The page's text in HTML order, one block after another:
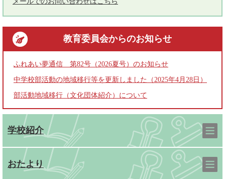
教育委員会からのお知らせ
ふれあい夢通信 第82号（2026夏号）のお知らせ
中学校部活動の地域移行等を更新しました（2025年4月28日）
部活動地域移行（文化団体紹介）について
学校紹介
おたより